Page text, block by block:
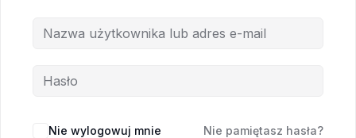
Nie wylogowuj mnie Nie pamiętasz hasła?